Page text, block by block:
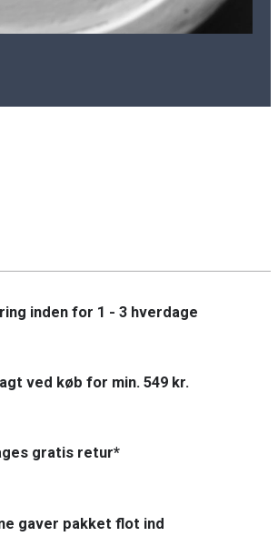
inden for 1 - 3 hverdage
ved køb for min. 549 kr.
gratis retur*
gaver pakket flot ind